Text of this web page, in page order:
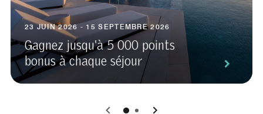
23 JUIN 2026 - 15 SEPTEMBRE 2026
Gagnez jusqu'à 5 000 points
bonus à chaque séjour
0 1